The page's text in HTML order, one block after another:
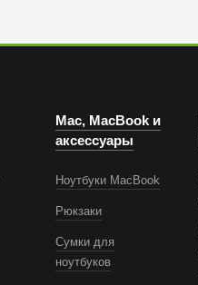
Mac, MacBook и
аксессуары
Ноутбуки MacBook
Рюкзаки
Сумки для
ноутбуков